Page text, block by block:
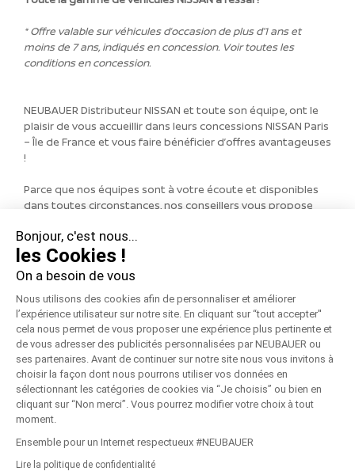
* Offre valable sur véhicules d’occasion de plus d’1 ans et
moins de 7 ans, indiqués en concession. Voir toutes les
conditions en concession.
NEUBAUER Distributeur NISSAN et toute son équipe, ont le
plaisir de vous accueillir dans leurs concessions NISSAN Paris
– Île de France et vous faire bénéficier d’offres avantageuses
!
Parce que nos équipes sont à votre écoute et disponibles
dans toutes circonstances, nos conseillers vous propose
Toute la gamme de véhicules NISSAN à l’essai !
* Offre valable sur véhicules d’occasion de plus d’1 ans et
moins de 7 ans, indiqués en concession. Voir toutes les
conditions en concession.
CONTACTEZ-NOUS
© Copyright2026 - NEUBAUER NISSAN | Réalisé par
Pièces Économie Circulaire
Bonjour, c'est nous...
les Cookies !
On a besoin de vous
Nous utilisons des cookies afin de personnaliser et améliorer
l’expérience utilisateur sur notre site. En cliquant sur “tout accepter''
cela nous permet de vous proposer une expérience plus pertinente et
de vous adresser des publicités personnalisées par NEUBAUER ou
ses partenaires. Avant de continuer sur notre site nous vous invitons à
choisir la façon dont nous pourrons utiliser vos données en
sélectionnant les catégories de cookies via “Je choisis” ou bien en
cliquant sur “Non merci”. Vous pourrez modifier votre choix à tout
moment.
Ensemble pour un Internet respectueux #NEUBAUER
Lire la politique de confidentialité